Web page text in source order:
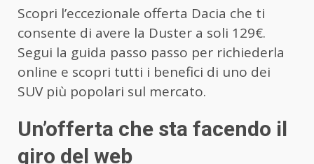
Scopri l’eccezionale offerta Dacia che ti
consente di avere la Duster a soli 129€.
Segui la guida passo passo per richiederla
online e scopri tutti i benefici di uno dei
SUV più popolari sul mercato.
Un’offerta che sta facendo il
giro del web